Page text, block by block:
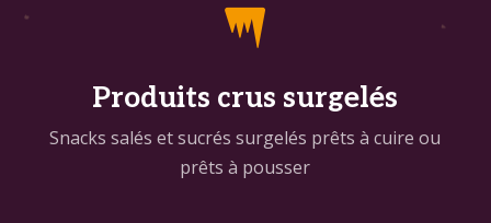

Produits crus surgelés
Snacks salés et sucrés surgelés prêts à cuire ou
prêts à pousser